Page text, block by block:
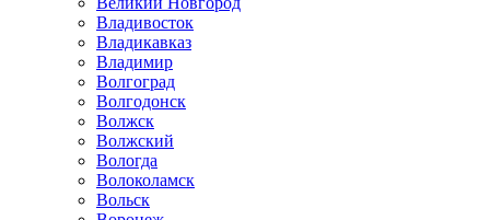
Владивосток
Владикавказ
Владимир
Волгоград
Волгодонск
Волжск
Волжский
Вологда
Волоколамск
Вольск